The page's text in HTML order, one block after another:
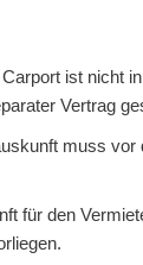
ist nicht
Vertrag
muss
für den